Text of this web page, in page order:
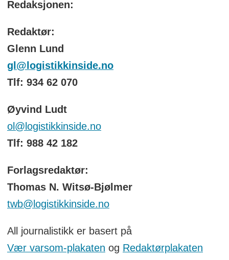
Redaksjonen:
Redaktør:
Glenn Lund
gl@logistikkinside.no
Tlf: 934 62 070
Øyvind Ludt
ol@logistikkinside.no
Tlf: 988 42 182
Forlagsredaktør:
Thomas N. Witsø-Bjølmer
twb@logistikkinside.no
All journalistikk er basert på
Vær varsom-plakaten og Redaktørplakaten